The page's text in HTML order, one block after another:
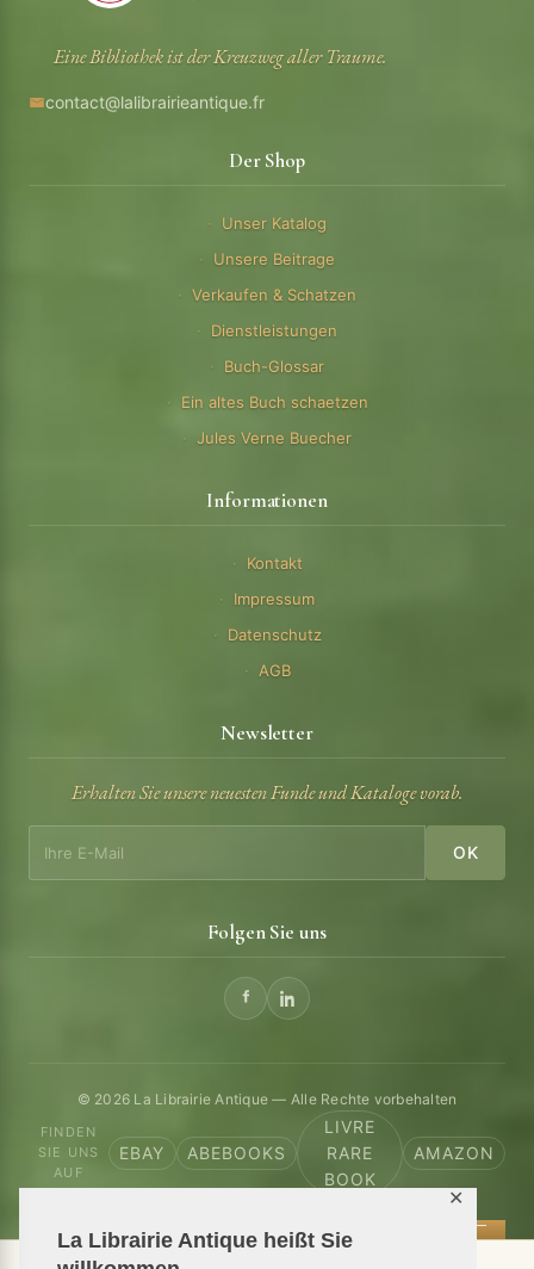
La Librairie Antique heißt Sie
✕
Eine Bibliothek ist der Kreuzweg aller Traume.
contact@lalibrairieantique.fr
Der Shop
Unser Katalog
Unsere Beitrage
Verkaufen & Schatzen
Dienstleistungen
Buch-Glossar
Ein altes Buch schaetzen
Jules Verne Buecher
Informationen
Kontakt
Impressum
Datenschutz
AGB
Newsletter
Erhalten Sie unsere neuesten Funde und Kataloge vorab.
OK
Folgen Sie uns
© 2026 La Librairie Antique — Alle Rechte vorbehalten
FINDEN
SIE UNS
AUF
EBAY ABEBOOKS
LIVRE
RARE
BOOK
AMAZON